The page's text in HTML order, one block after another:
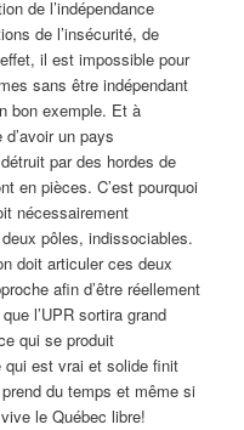
de l’indépendance
de l’insécurité, de
il est impossible pour
sans être indépendant
bon exemple. Et à
un pays
par des hordes de
en pièces. C’est pourquoi
nécessairement
pôles, indissociables.
doit articuler ces deux
afin d’être réellement
l’UPR sortira grand
qui se produit
est vrai et solide finit
du temps et même si
le Québec libre!